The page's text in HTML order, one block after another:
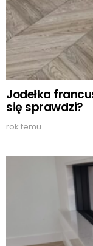
Jodełka
się sprawdzi?
rok temu